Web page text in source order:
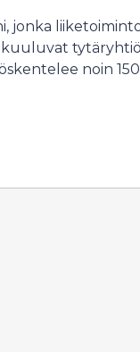
jonka
noin